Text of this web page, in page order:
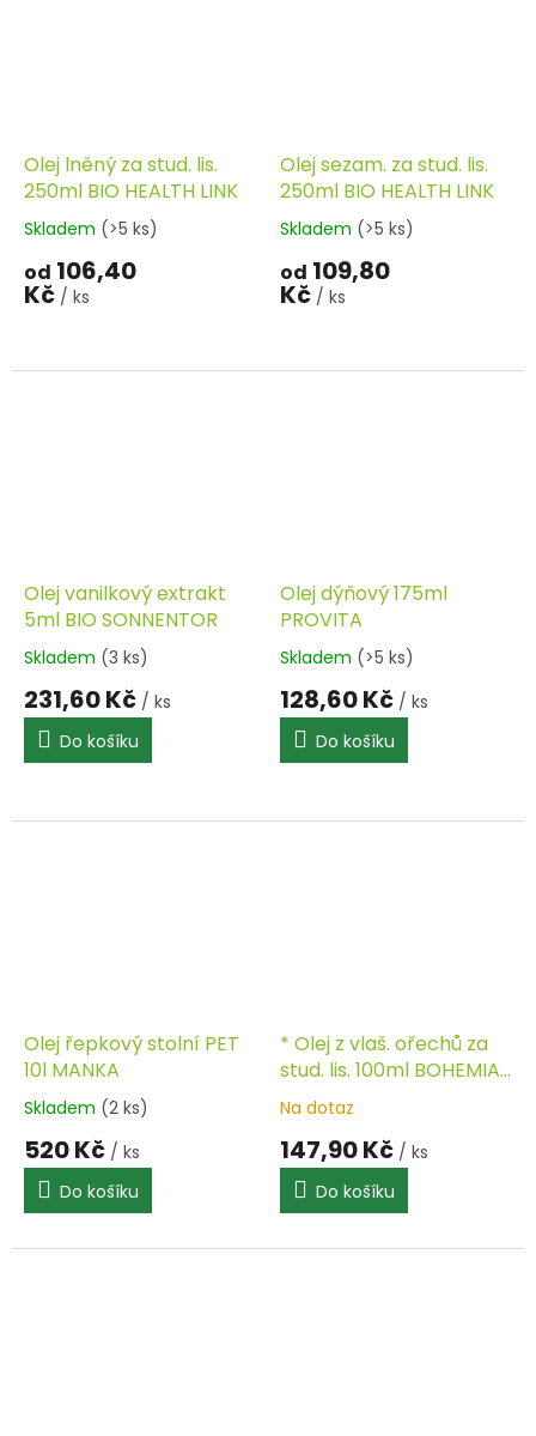
Olej lněný za stud. lis.
250ml BIO HEALTH LINK
Skladem (>5 ks)
od 106,40
Kč / ks
Olej sezam. za stud. lis.
250ml BIO HEALTH LINK
Skladem (>5 ks)
od 109,80
Kč / ks
Olej vanilkový extrakt
5ml BIO SONNENTOR
Skladem (3 ks)
231,60 Kč / ks
Do košíku
Olej dýňový 175ml
PROVITA
Skladem (>5 ks)
128,60 Kč / ks
Do košíku
Olej řepkový stolní PET
10l MANKA
Skladem (2 ks)
520 Kč / ks
Do košíku
* Olej z vlaš. ořechů za
stud. lis. 100ml BOHEMIA
OLEJ
Na dotaz
147,90 Kč / ks
Do košíku